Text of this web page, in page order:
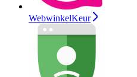
WebwinkelKeur